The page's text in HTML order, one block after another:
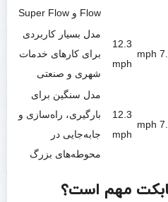
Flow و Super Flow
7.1
12.3
mph
مدل بسیار کاربردی
برای کارهای خدمات
شهری و صنعتی
7.1
12.3
mph
مدل سنگین برای
بارگیری، راه‌سازی و
جابه‌جایی در
محوطه‌های بزرگ
مهم است؟